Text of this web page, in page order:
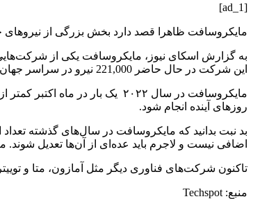
[ad_1]
مایکروسافت ظاهرا قصد دارد بخش بزرگی از نیروهای خود را
این شرکت در حال حاضر 221,000 نیرو در سراسر جهان دارد که 122,000 نفر آن‌ها در آمریکا مشغول هستند. ظاهرا این تعدیل نیرو قرار است عمدتا در واحدهای مهندسی انجام بگیرد.
مایکروسافت در سال ۲۰۲۲ یک
روزهای آینده انجام شود.
بد نبت بدانید که مایکروسافت در سال‌های گذشته تعداد
اضافی نیست و لاجرم باید عده‌ای از آن‌ها تعدیل شوند.
تاکنون شرکت‌های فناوری دیگر مثل آمازون، متا و
منبع: Techspot